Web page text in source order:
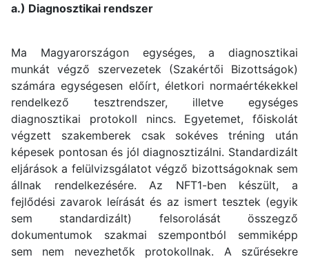
a.) Diagnosztikai rendszer
Ma Magyarországon egységes, a diagnosztikai
munkát végző szervezetek (Szakértői Bizottságok)
számára egységesen előírt, életkori normaértékekkel
rendelkező tesztrendszer, illetve egységes
diagnosztikai protokoll nincs. Egyetemet, főiskolát
végzett szakemberek csak sokéves tréning után
képesek pontosan és jól diagnosztizálni. Standardizált
eljárások a felülvizsgálatot végző bizottságoknak sem
állnak rendelkezésére. Az NFT1-ben készült, a
fejlődési zavarok leírását és az ismert tesztek (egyik
sem standardizált) felsorolását összegző
dokumentumok szakmai szempontból semmiképp
sem nem nevezhetők protokollnak. A szűrésekre